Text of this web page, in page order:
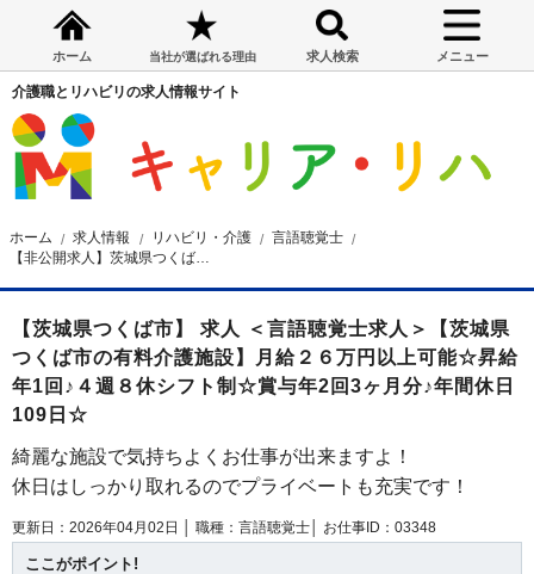
ホーム 当社が選ばれる理由 求人検索 メニュー
介護職とリハビリの求人情報サイト
ホーム 求人情報 リハビリ・介護
言語聴覚士
【茨城県つくば市】 求人 ＜言語聴覚士求人＞【茨城県
つくば市の有料介護施設】月給２６万円以上可能☆昇給
年1回♪４週８休シフト制☆賞与年2回3ヶ月分♪年間休日
109日☆
綺麗な施設で気持ちよくお仕事が出来ますよ！
休日はしっかり取れるのでプライベートも充実です！
更新日：2026年04月02日 │ 職種：言語聴覚士│ お仕事ID：03348
ここがポイント!